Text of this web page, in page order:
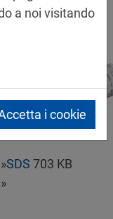
»SDS 703 KB
»
a noi visitando
i cookie